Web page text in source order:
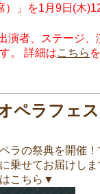
）」を1月9日(木
演者、ステージ、
。 詳細はこちら
ペラフェ
ラの祭典を開催
乗せてお届けしま
こちら▼